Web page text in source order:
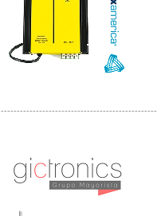
-------------------------------------------------